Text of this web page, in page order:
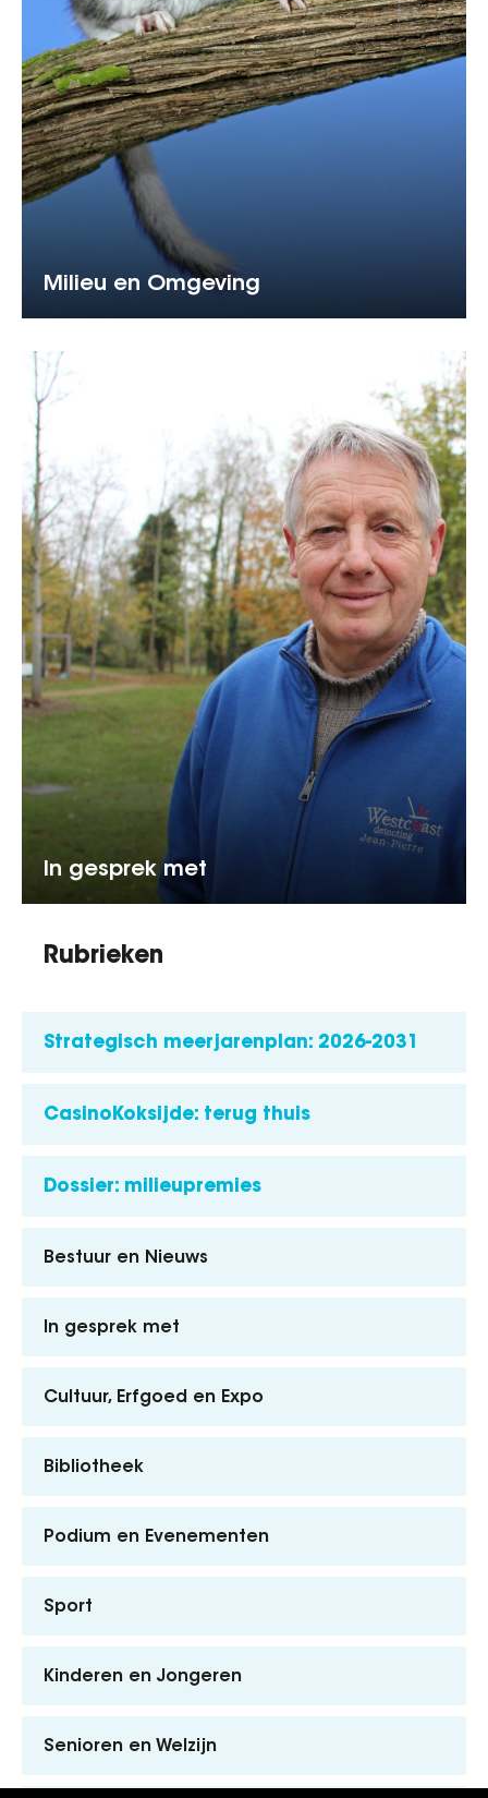
Milieu en Omgeving
In gesprek met
Rubrieken
Strategisch meerjarenplan: 2026-2031
CasinoKoksijde: terug thuis
Dossier: milieupremies
Bestuur en Nieuws
In gesprek met
Cultuur, Erfgoed en Expo
Bibliotheek
Podium en Evenementen
Sport
Kinderen en Jongeren
Senioren en Welzijn